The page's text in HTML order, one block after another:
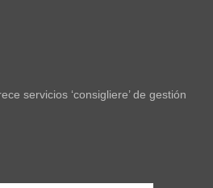
servicios ‘consigliere’ de gestión